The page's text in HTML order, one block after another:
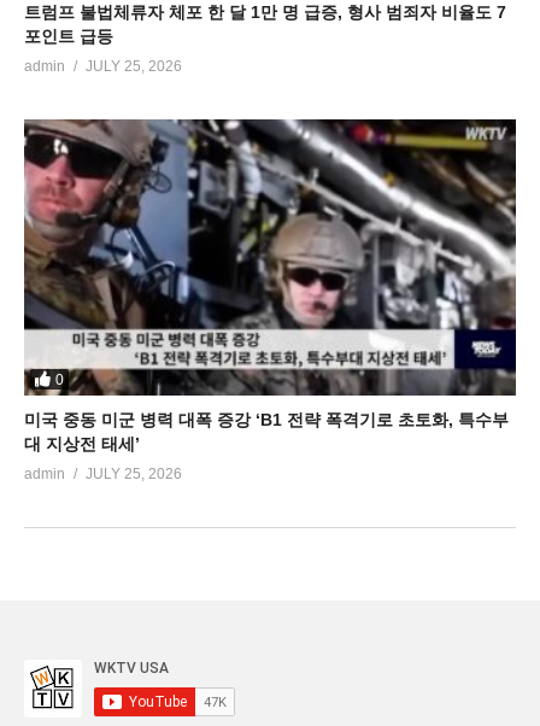
트럼프 불법체류자 체포 한 달 1만 명 급증, 형사 범죄자 비율도 7
포인트 급등
admin JULY 25, 2026
0
미국 중동 미군 병력 대폭 증강 ‘B1 전략 폭격기로 초토화, 특수부
대 지상전 태세’
admin JULY 25, 2026